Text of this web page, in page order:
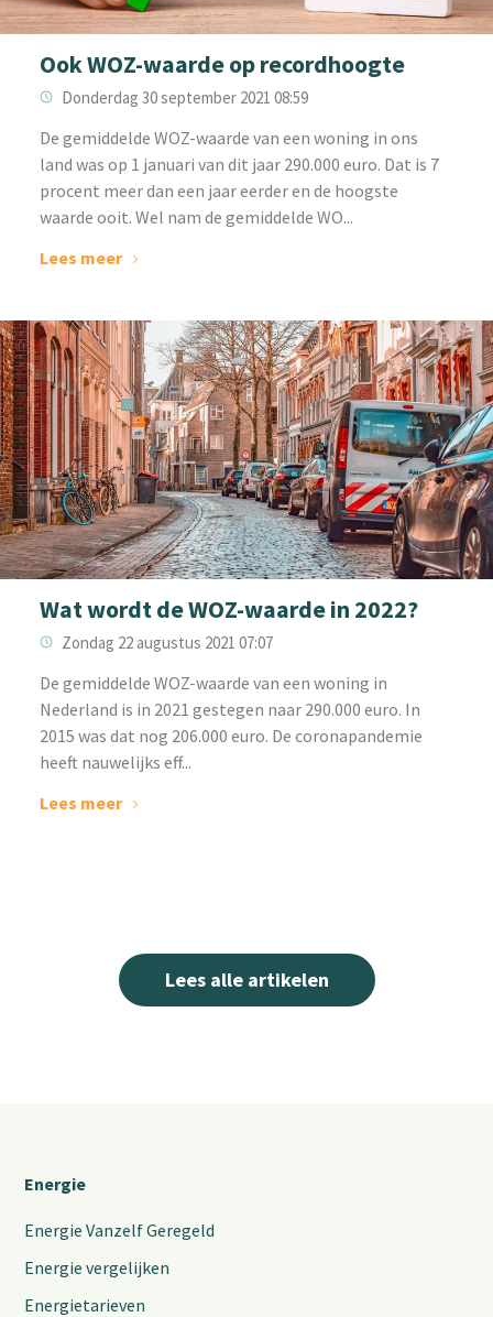
Ook WOZ-waarde op recordhoogte
Donderdag 30 september 2021 08:59
‌De gemiddelde WOZ-waarde van een woning in ons
land was op 1 januari van dit jaar 290.000 euro. Dat is 7
procent meer dan een jaar eerder en de hoogste
waarde ooit. Wel nam de gemiddelde WO...
Lees meer
Wat wordt de WOZ-waarde in 2022?
Zondag 22 augustus 2021 07:07
De gemiddelde WOZ-waarde van een woning in
Nederland is in 2021 gestegen naar 290.000 euro. In
2015 was dat nog 206.000 euro. De coronapandemie
heeft nauwelijks eff...
Lees meer
Lees alle artikelen
Energie
Energie Vanzelf Geregeld
Energie vergelijken
Energietarieven